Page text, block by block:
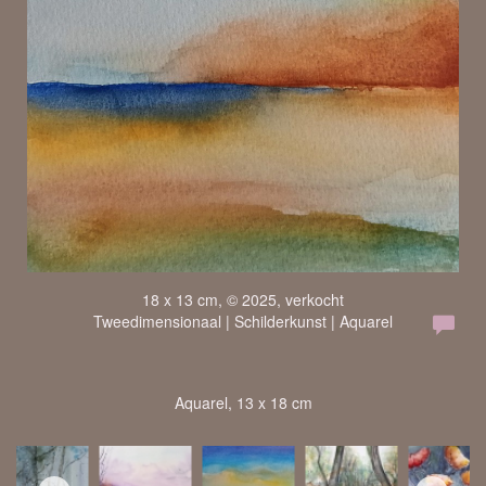
18 x 13 cm, © 2025, verkocht
Tweedimensionaal | Schilderkunst | Aquarel
Aquarel, 13 x 18 cm